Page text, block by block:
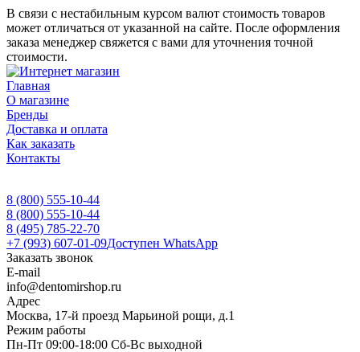
В связи с нестабильным курсом валют стоимость товаров
может отличаться от указанной на сайте. После оформления
заказа менеджер свяжется с вами для уточнения точной
стоимости.
Главная
О магазине
Бренды
Доставка и оплата
Как заказать
Контакты
8 (800) 555-10-44
8 (800) 555-10-44
8 (495) 785-22-70
+7 (993) 607-01-09Доступен WhatsApp
Заказать звонок
E-mail
info@dentomirshop.ru
Адрес
Москва, 17-й проезд Марьиной рощи, д.1
Режим работы
Пн-Пт 09:00-18:00 Сб-Вс выходной